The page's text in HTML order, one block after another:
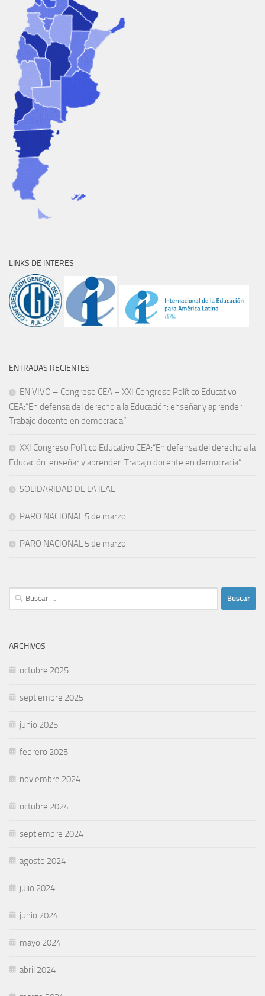
LINKS DE INTERES
ENTRADAS RECIENTES
EN VIVO – Congreso CEA – XXI Congreso Político Educativo
CEA:“En defensa del derecho a la Educación: enseñar y aprender.
Trabajo docente en democracia”
XXI Congreso Político Educativo CEA:“En defensa del derecho a la
Educación: enseñar y aprender. Trabajo docente en democracia”
SOLIDARIDAD DE LA IEAL
PARO NACIONAL 5 de marzo
PARO NACIONAL 5 de marzo
Buscar:
ARCHIVOS
octubre 2025
septiembre 2025
junio 2025
febrero 2025
noviembre 2024
octubre 2024
septiembre 2024
agosto 2024
julio 2024
junio 2024
mayo 2024
abril 2024